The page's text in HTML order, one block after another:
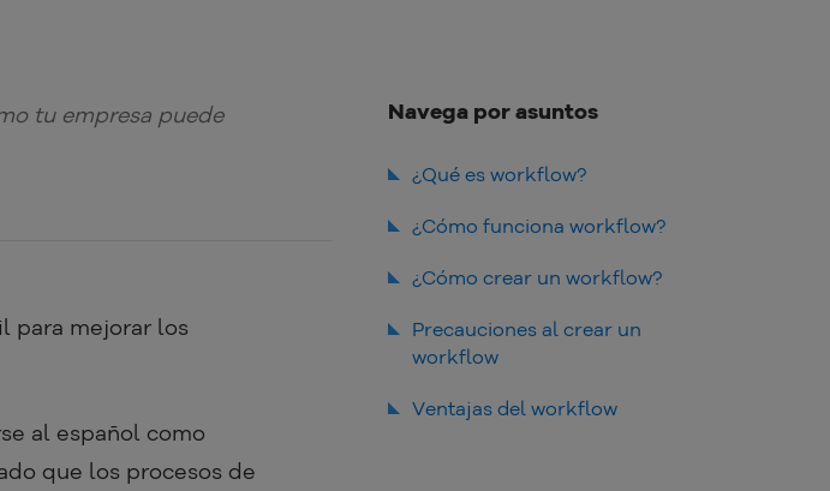
tu empresa puede
para mejorar los
al español como
que los procesos de
Navega por asuntos
¿Qué es workflow?
¿Cómo funciona workflow?
Administrativo
Colaborativo
Transaccional
¿Cómo crear un workflow?
Lista de tareas para cada
departamento
lógicamente
Precauciones al crear un
workflow
Ventajas del workflow